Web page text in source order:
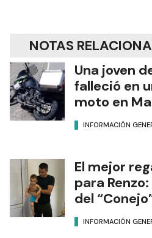
NOTAS
Una joven
falleció en
moto en
INFORMACIÓN
El mejor
para
del
INFORMACIÓN